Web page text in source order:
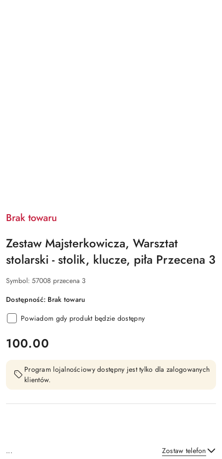
Brak towaru
Zestaw Majsterkowicza, Warsztat
stolarski - stolik, klucze, piła Przecena 3
Symbol: 57008 przecena 3
Dostępność: Brak towaru
Powiadom gdy produkt będzie dostępny
cena:
100.00
Program lojalnościowy dostępny jest tylko dla zalogowanych
klientów.
... Zostaw telefon